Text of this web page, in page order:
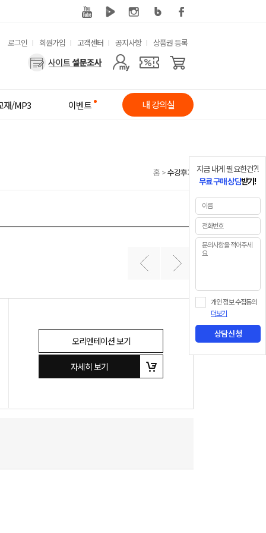
유
메
뉴
로그인 회원가입 고객센터 공지사항 상품권 등록
사
메
재/MP3 이벤트 내 강의실
홈 >수강후기
오리엔테이션 보기
자세히 보기
지금 내게 필요한건?!
무료 구매 상담받기!
개인 정보 수집동의
더보기
상담신청